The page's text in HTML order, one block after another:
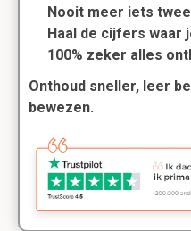
Nooit meer iets
Haal de cijfers waar
100% zeker alles
Onthoud sneller, leer
bewezen.